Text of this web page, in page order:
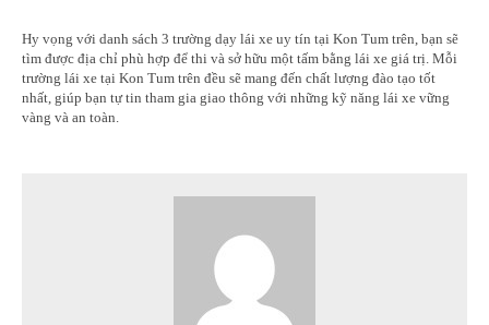
Hy vọng với danh sách 3 trường dạy lái xe uy tín tại Kon Tum trên, bạn sẽ
tìm được địa chỉ phù hợp để thi và sở hữu một tấm bằng lái xe giá trị. Mỗi
trường lái xe tại Kon Tum trên đều sẽ mang đến chất lượng đào tạo tốt
nhất, giúp bạn tự tin tham gia giao thông với những kỹ năng lái xe vững
vàng và an toàn.